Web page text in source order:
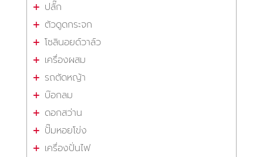
ปลั๊ก
ตัวดูดกระจก
โซลินอยด์วาล์ว
เครื่องผสม
รถตัดหญ้า
บ๊อกลม
ดอกสว่าน
ปั๊มหอยโข่ง
เครื่องปั่นไฟ